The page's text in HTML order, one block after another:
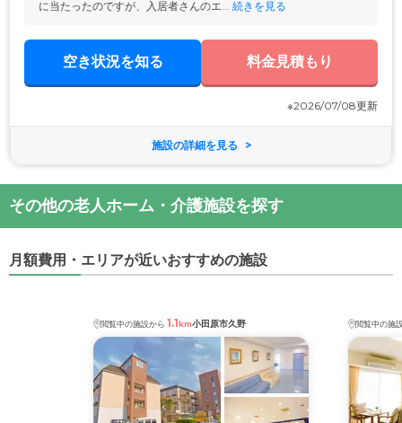
に当たったのですが、入居者さんのエ... 続きを見る
空き状況を知る 料金見積もり
※2026/07/08更新
施設の詳細を見る
その他の老人ホーム・介護施設を探す
月額費用・エリアが近いおすすめの施設
閲覧中の施設から 1.1km小田原市久野 閲覧中の施